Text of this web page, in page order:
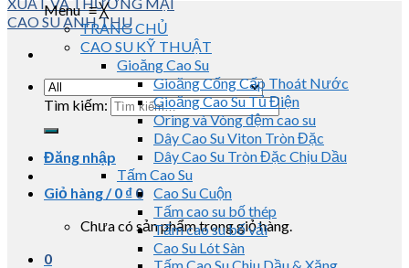
Tìm kiếm:
Đăng nhập
Giỏ hàng /0 ₫ 0
Chưa có sản phẩm trong giỏ hàng.
0
Menu≡╳
TRANG CHỦ
CAO SU KỸ THUẬT
Gioăng Cao Su
Gioăng Cống Cấp Thoát Nước
Gioăng Cao Su Tủ Điện
Oring và Vòng đệm cao su
Dây Cao Su Viton Tròn Đặc
Dây Cao Su Tròn Đặc Chịu Dầu
Tấm Cao Su
Cao Su Cuộn
Tấm cao su bố thép
Tấm cao su bố vải
Cao Su Lót Sàn